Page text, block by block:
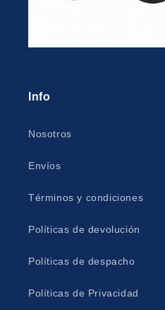
Info
Nosotros
Envíos
Términos y condiciones
Políticas de devolución
Políticas de despacho
Políticas de Privacidad